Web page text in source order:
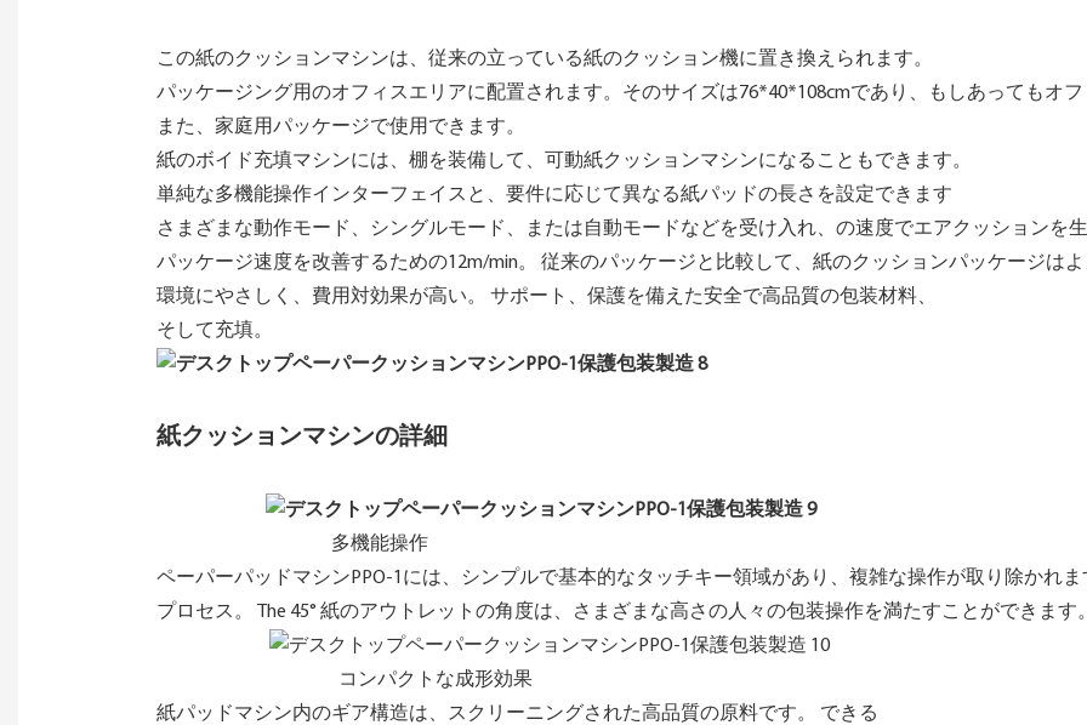
この紙のクッションマシンは、従来の立っている紙のクッション機に置き換えられます。
パッケージング用のオフィスエリアに配置されます。そのサイズは76*40*108cmであり、もしあってもオ
また、家庭用パッケージで使用できます。
紙のボイド充填マシンには、棚を装備して、可動紙クッションマシンになることもできます。
単純な多機能操作インターフェイスと、要件に応じて異なる紙パッドの長さを設定できます
さまざまな動作モード、シングルモード、または自動モードなどを受け入れ、の速度でエアクッションを
パッケージ速度を改善するための12m/min。 従来のパッケージと比較して、紙のクッションパッケージは
環境にやさしく、費用対効果が高い。 サポート、保護を備えた安全で高品質の包装材料、
そして充填。
紙クッションマシンの詳細
多機能操作
ペーパーパッドマシンPPO-1には、シンプルで基本的なタッチキー領域があり、複雑な操作が取り除かれ
プロセス。 The 45° 紙のアウトレットの角度は、さまざまな高さの人々の包装操作を満たすことができます
コンパクトな成形効果
紙パッドマシン内のギア構造は、スクリーニングされた高品質の原料です。 できる